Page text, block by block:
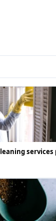
services